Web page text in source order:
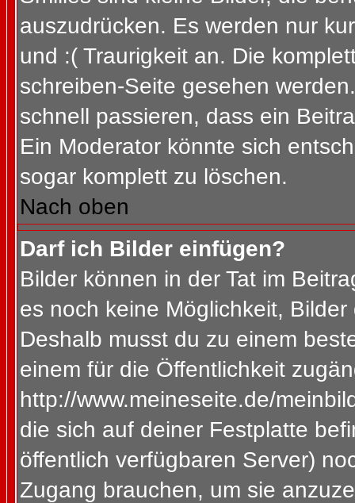
auszudrücken. Es werden nur
und :( Traurigkeit an. Die
schreiben-Seite gesehen
schnell passieren, dass ein
Ein Moderator könnte sich
sogar komplett zu löschen.
Nach oben
Darf ich Bilder einfügen?
Bilder können in der Tat im
es noch keine Möglichkeit,
Deshalb musst du zu einem
einem für die Öffentlichkeit
http://www.meineseite.de/
die sich auf deiner Festplatte
öffentlich verfügbaren Server)
Zugang brauchen, um sie